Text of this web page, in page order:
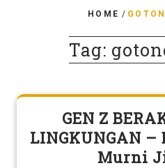
HOME /
Tag:
GEN Z
LINGKUNGAN
Murni